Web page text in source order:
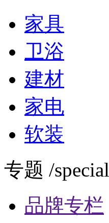
家具
卫浴
建材
家电
软装
专题 /special
品牌专栏